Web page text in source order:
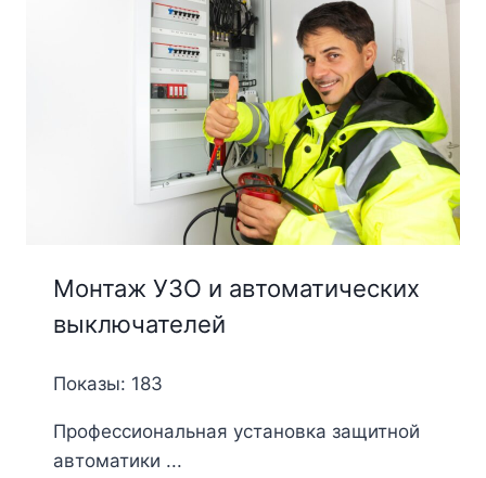
Монтаж УЗО и автоматических
выключателей
Показы: 183
Профессиональная установка защитной
автоматики ...